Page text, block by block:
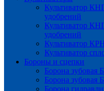
Культиватор
удобрений
Культиватор
удобрений
Культиватор
Культиватор
Бороны и сцепки
Борона зубовая
Борона зубовая
Борона